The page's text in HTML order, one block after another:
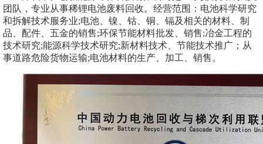
团队，专业从事稀锂电池废料回收。经营范围：电池科学研究
和拆解技术服务业;电池、镍、钴、铜、镉及相关的材料、制
品、配件、五金的销售;环保节能材料批发、销售;冶金工程的
技术研究;能源科学技术研究;新材料技术、节能技术推广；从
事道路危险货物运输;电池材料的生产、加工、销售。